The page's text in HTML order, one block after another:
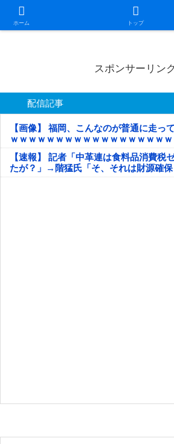
ホーム トップ
日本第一！ニュース録
スポンサーリンク
配信記事
【画像】 福岡、こんなのが普通に走っ
ｗｗｗｗｗｗｗｗｗｗｗｗｗｗｗｗｗ
ｗｗｗｗｗ
【速報】 記者「中革連は食料品消費税
たが？」→階猛氏「そ、それは財源確保